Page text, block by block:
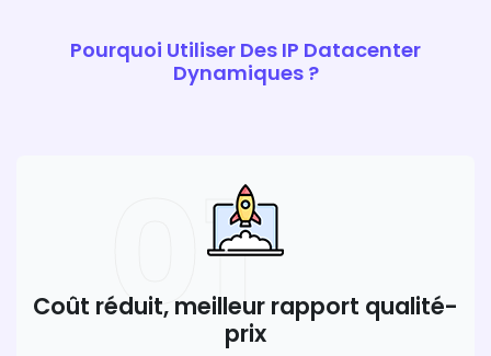
Pourquoi Utiliser Des IP Datacenter
Dynamiques ?
01
Coût réduit, meilleur rapport qualité-
prix